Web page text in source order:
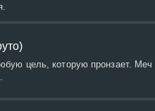
цель, которую пронзает. Меч